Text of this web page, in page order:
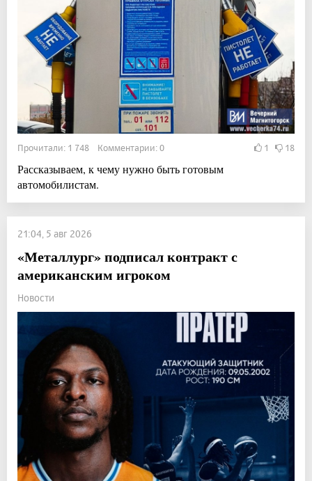
Прочитали: 1 748 Комментарии: 0 1 18
Рассказываем, к чему нужно быть готовым
автомобилистам.
21:04, 5 авг 2026
«Металлург» подписал контракт с
американским игроком
Новости